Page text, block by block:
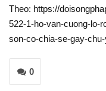
Theo: https://
522-1-ho-van-cuong-lo-
son-co-chia-se-gay-
0